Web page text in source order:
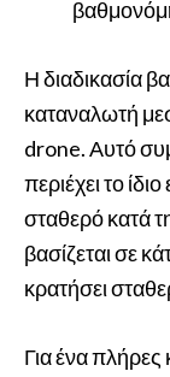
Η διαδικασία
καταναλωτή
drone. Αυτό
περιέχει το
σταθερό κατά
βασίζεται σε
κρατήσει
Για ένα πλήρες